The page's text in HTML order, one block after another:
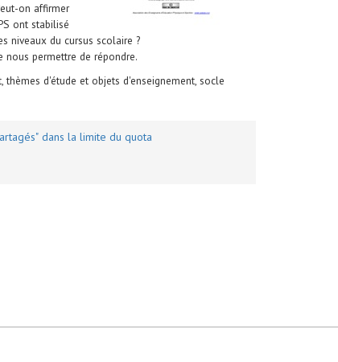
on affirmer
ont stabilisé
niveaux du cursus scolaire ?
permettre de répondre.
thèmes d'étude et objets d'enseignement, socle
dans la limite du quota